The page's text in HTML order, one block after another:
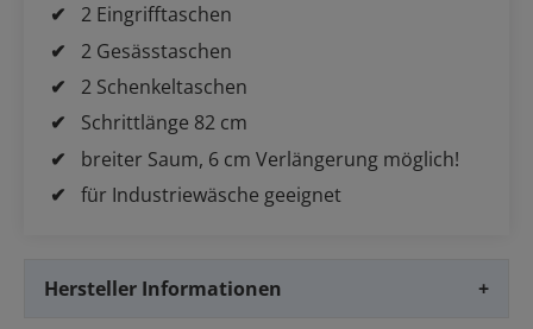
2 Eingrifftaschen
2 Gesässtaschen
2 Schenkeltaschen
Schrittlänge 82 cm
breiter Saum, 6 cm Verlängerung möglich!
für Industriewäsche geeignet
Hersteller Informationen +